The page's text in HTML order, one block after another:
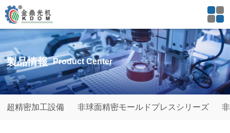
製品情報 Product Center
超精密加工設備 非球面精密モールドプレスシリーズ